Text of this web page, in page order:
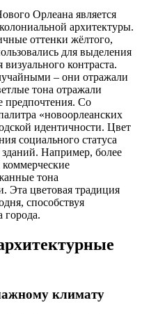
Орлеана является
архитектуры.
оттенки жёлтого,
для выделения
контраста.
– они отражали
тона отражали
предпочтения. Со
«новоорлеанских
идентичности. Цвет
социального статуса
Например, более
коммерческие
тона
Эта цветовая традиция
способствуя
города.
климату